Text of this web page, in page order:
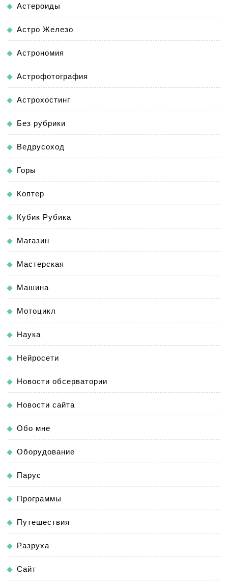
Астероиды
Астро Железо
Астрономия
Астрофотография
Астрохостинг
Без рубрики
Ведрусоход
Горы
Коптер
Кубик Рубика
Магазин
Мастерская
Машина
Мотоцикл
Наука
Нейросети
Новости обсерватории
Новости сайта
Обо мне
Оборудование
Парус
Программы
Путешествия
Разруха
Сайт